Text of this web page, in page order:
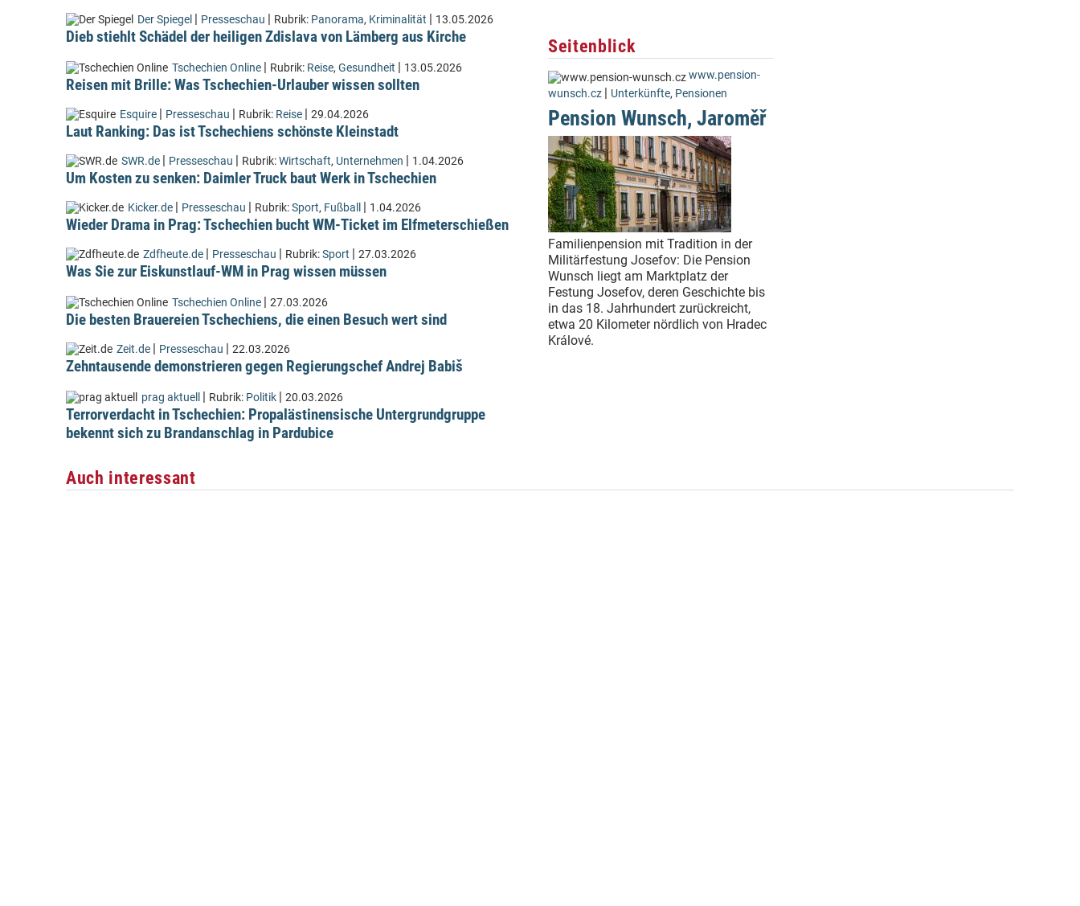
Der Spiegel | Presseschau | Rubrik: Panorama, Kriminalität | 13.05.2026
Dieb stiehlt Schädel der heiligen Zdislava von Lämberg aus Kirche
Tschechien Online | Rubrik: Reise, Gesundheit | 13.05.2026
Reisen mit Brille: Was Tschechien-Urlauber wissen sollten
Esquire | Presseschau | Rubrik: Reise | 29.04.2026
Laut Ranking: Das ist Tschechiens schönste Kleinstadt
SWR.de | Presseschau | Rubrik:Wirtschaft, Unternehmen | 1.04.2026
Um Kosten zu senken: Daimler Truck baut Werk in Tschechien
Kicker.de | Presseschau | Rubrik:Sport, Fußball | 1.04.2026
Wieder Drama in Prag: Tschechien bucht WM-Ticket im Elfmeterschießen
Zdfheute.de | Presseschau | Rubrik:Sport | 27.03.2026
Was Sie zur Eiskunstlauf-WM in Prag wissen müssen
Tschechien Online | 27.03.2026
Die besten Brauereien Tschechiens, die einen Besuch wert sind
Zeit.de | Presseschau | 22.03.2026
Zehntausende demonstrieren gegen Regierungschef Andrej Babiš
prag aktuell | Rubrik: Politik | 20.03.2026
Terrorverdacht in Tschechien: Propalästinensische Untergrundgruppe
bekennt sich zu Brandanschlag in Pardubice
Seitenblick
www.pension-
wunsch.cz | Unterkünfte, Pensionen
Pension Wunsch, Jaroměř
Familienpension mit Tradition in der
Militärfestung Josefov: Die Pension
Wunsch liegt am Marktplatz der
Festung Josefov, deren Geschichte bis
in das 18. Jahrhundert zurückreicht,
etwa 20 Kilometer nördlich von Hradec
Králové.
Auch interessant